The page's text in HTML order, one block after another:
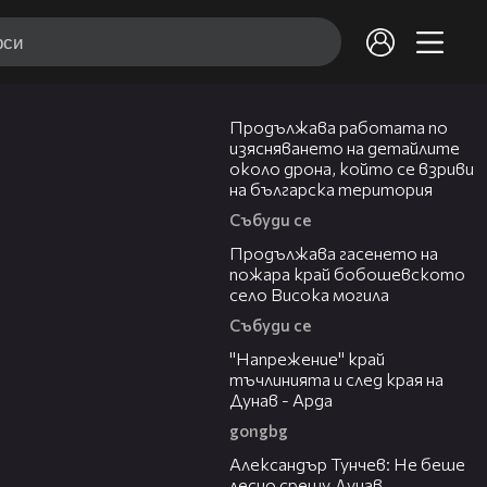
Продължава работата по
изясняването на детайлите
около дрона, който се взриви
на българска територия
Събуди се
Продължава гасенето на
пожара край бобошевското
село Висока могила
Събуди се
"Напрежение" край
тъчлинията и след края на
Дунав - Арда
gongbg
Александър Тунчев: Не беше